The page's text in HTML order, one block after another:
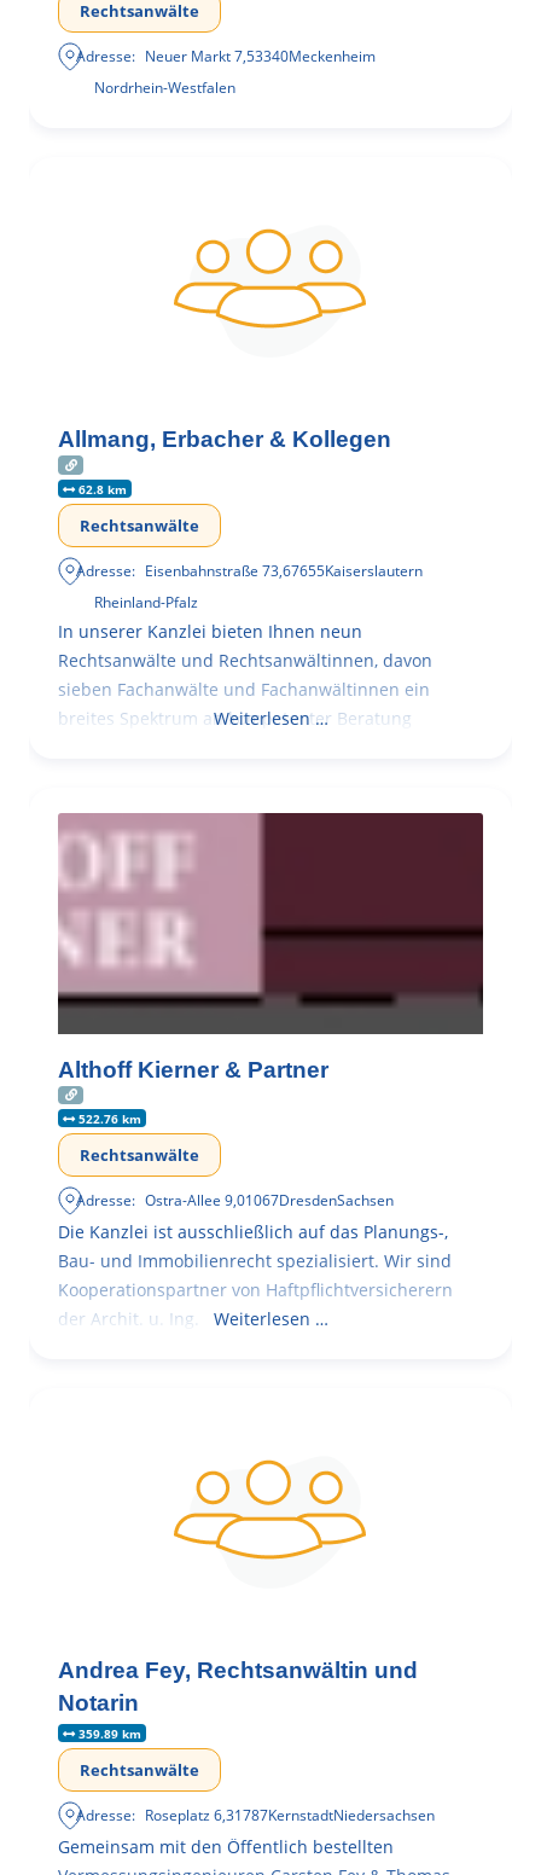
Rechtsanwälte
Adresse: Neuer Markt 7,53340Meckenheim
Nordrhein-Westfalen
Allmang, Erbacher & Kollegen
62.8 km
Rechtsanwälte
Adresse: Eisenbahnstraße 73,67655Kaiserslautern
Rheinland-Pfalz
In unserer Kanzlei bieten Ihnen neun
Rechtsanwälte und Rechtsanwältinnen, davon
sieben Fachanwälte und Fachanwältinnen ein
breites Spektrum an kompetenter Beratung
Weiterlesen …
Althoff Kierner & Partner
522.76 km
Rechtsanwälte
Adresse: Ostra-Allee 9,01067DresdenSachsen
Die Kanzlei ist ausschließlich auf das Planungs-,
Bau- und Immobilienrecht spezialisiert. Wir sind
Kooperationspartner von Haftpflichtversicherern
der Archit. u. Ing.
Weiterlesen …
Andrea Fey, Rechtsanwältin und
Notarin
359.89 km
Rechtsanwälte
Adresse: Roseplatz 6,31787KernstadtNiedersachsen
Gemeinsam mit den Öffentlich bestellten